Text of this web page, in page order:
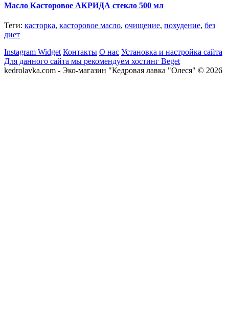
Масло Касторовое АКРИДА стекло 500 мл
Теги: касторка, касторовое масло, очищение, похудение, без
диет
Instagram Widget Контакты О нас Установка и настройка сайта
Для данного сайта мы рекомендуем хостинг Beget
kedrolavka.com - Эко-магазин "Кедровая лавка "Олеся" © 2026